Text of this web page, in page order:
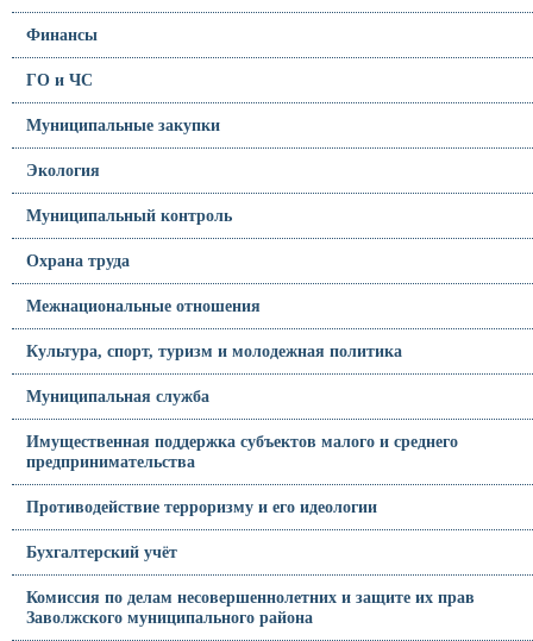
Финансы
ГО и ЧС
Муниципальные закупки
Экология
Муниципальный контроль
Охрана труда
Межнациональные отношения
Культура, спорт, туризм и молодежная политика
Муниципальная служба
Имущественная поддержка субъектов малого и среднего
предпринимательства
Противодействие терроризму и его идеологии
Бухгалтерский учёт
Комиссия по делам несовершеннолетних и защите их прав
Заволжского муниципального района